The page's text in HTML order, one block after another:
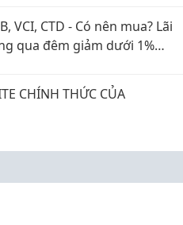
VCI, CTD - Có nên mua? Lãi
qua đêm giảm dưới 1%
CHÍNH THỨC CỦA